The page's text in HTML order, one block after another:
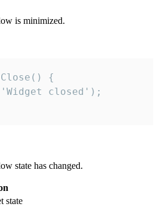
is minimized.
{
closed');
state has changed.
state